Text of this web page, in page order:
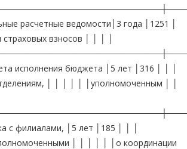
расчетные ведомости│3 года │1251 │
страховых взносов │ │ │ │
исполнения бюджета │5 лет │316 │ │ │
│ │ │ │ │ │уполномоченным │ │
с филиалами, │5 лет │185 │ │ │
│ │ │ │ │ │о координации